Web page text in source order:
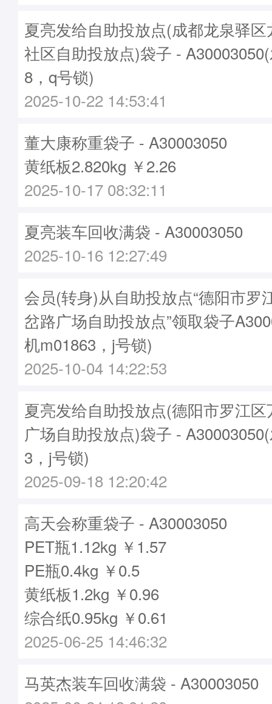
夏亮发给自助投放点(成都龙泉驿
社区自助投放点)袋子 -
8，q号锁)
2025-10-22 14:53:41
董大康称重袋子 - A30003050
黄纸板2.820kg ￥2.26
2025-10-17 08:32:11
夏亮装车回收满袋 - A30003050
2025-10-16 12:27:49
会员(转身)从自助投放点“德阳市罗
岔路广场自助投放点”领取袋子
机m01863，j号锁)
2025-10-04 14:22:53
夏亮发给自助投放点(德阳市罗江
广场自助投放点)袋子 -
3，j号锁)
2025-09-18 12:20:42
高天会称重袋子 - A30003050
PET瓶1.12kg ￥1.57
PE瓶0.4kg ￥0.5
黄纸板1.2kg ￥0.96
综合纸0.95kg ￥0.61
2025-06-25 14:46:32
马英杰装车回收满袋 - A30003050